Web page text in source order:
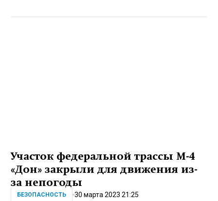
Участок федеральной трассы М-4
«Дон» закрыли для движения из-
за непогоды
БЕЗОПАСНОСТЬ 30 марта 2023 21:25